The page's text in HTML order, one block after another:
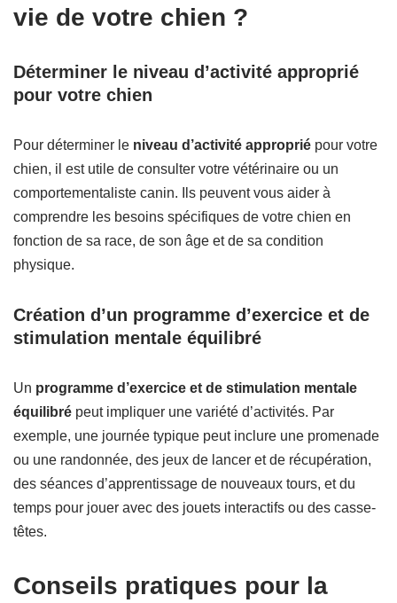
vie de votre chien ?
Déterminer le niveau d’activité approprié
pour votre chien
Pour déterminer le niveau d’activité approprié pour votre
chien, il est utile de consulter votre vétérinaire ou un
comportementaliste canin. Ils peuvent vous aider à
comprendre les besoins spécifiques de votre chien en
fonction de sa race, de son âge et de sa condition
physique.
Création d’un programme d’exercice et de
stimulation mentale équilibré
Un programme d’exercice et de stimulation mentale
équilibré peut impliquer une variété d’activités. Par
exemple, une journée typique peut inclure une promenade
ou une randonnée, des jeux de lancer et de récupération,
des séances d’apprentissage de nouveaux tours, et du
temps pour jouer avec des jouets interactifs ou des casse-
têtes.
Conseils pratiques pour la